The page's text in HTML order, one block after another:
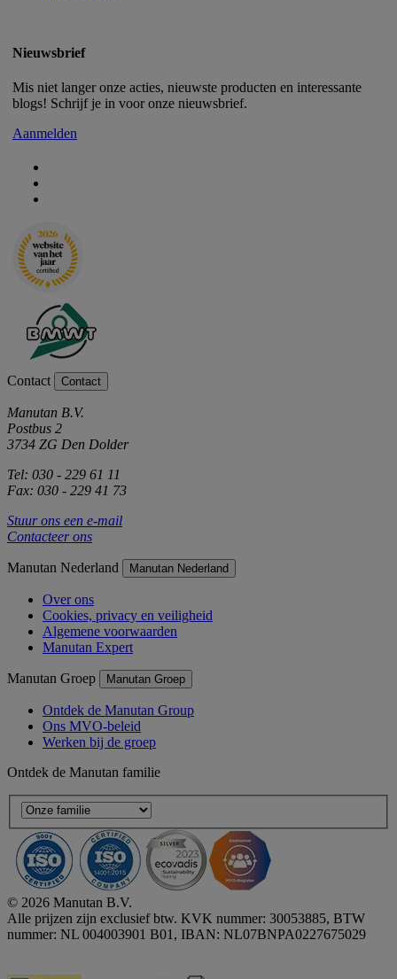
Nieuwsbrief
Mis niet langer onze acties, nieuwste producten en interessante
blogs! Schrijf je in voor onze nieuwsbrief.
Aanmelden
Contact Contact
Manutan B.V.
Postbus 2
3734 ZG Den Dolder
Tel: 030 - 229 61 11
Fax: 030 - 229 41 73
Stuur ons een e-mail
Contacteer ons
Manutan Nederland Manutan Nederland
Over ons
Cookies, privacy en veiligheid
Algemene voorwaarden
Manutan Expert
Manutan Groep Manutan Groep
Ontdek de Manutan Group
Ons MVO-beleid
Werken bij de groep
Ontdek de Manutan familie
© 2026 Manutan B.V.
Alle prijzen zijn exclusief btw. KVK nummer: 30053885, BTW
nummer: NL 004003901 B01, IBAN: NL07BNPA0227675029